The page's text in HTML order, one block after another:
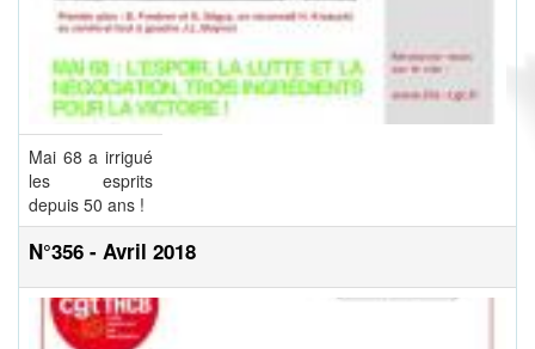
Mai 68 a irrigué
les esprits
depuis 50 ans !
N°356 - Avril 2018